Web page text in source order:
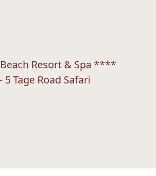
Resort & Spa ****
Tage Road Safari